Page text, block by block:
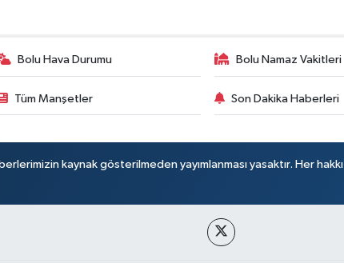
Bolu Hava Durumu Bolu Namaz Vakitleri
Tüm Manşetler Son Dakika Haberleri
kaynak gösterilmeden yayımlanması yasaktır. Her hakkı